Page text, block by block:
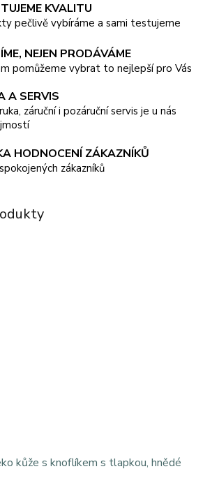
KVALITU
pečlivě vybíráme a sami testujeme
NEJEN PRODÁVÁME
pomůžeme vybrat to nejlepší pro Vás
A SERVIS
záruční i pozáruční servis je u nás
HODNOCENÍ ZÁKAZNÍKŮ
zákazníků
kůže s knoflíkem s tlapkou, hnědé